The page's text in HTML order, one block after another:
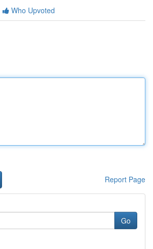
Who Upvoted
Report Page
Go